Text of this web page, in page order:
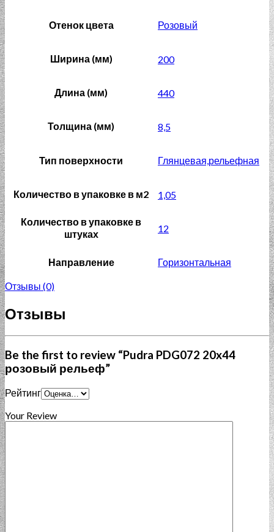
Отенок цвета Розовый
Ширина (мм) 200
Длина (мм) 440
Толщина (мм) 8,5
Тип поверхности Глянцевая,рельефная
Количество в упаковке в м2 1,05
Количество в упаковке в
штуках
12
Направление Горизонтальная
Отзывы (0)
Отзывы
Be the first to review “Pudra PDG072 20x44
розовый рельеф”
Рейтинг
Your Review